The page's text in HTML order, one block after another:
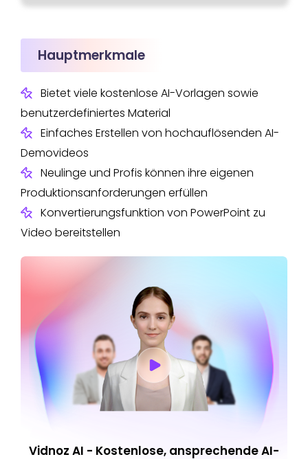
Hauptmerkmale
Bietet viele kostenlose AI-Vorlagen sowie
benutzerdefiniertes Material
Einfaches Erstellen von hochauflösenden AI-
Demovideos
Neulinge und Profis können ihre eigenen
Produktionsanforderungen erfüllen
Konvertierungsfunktion von PowerPoint zu
Video bereitstellen
Vidnoz AI - Kostenlose, ansprechende AI-